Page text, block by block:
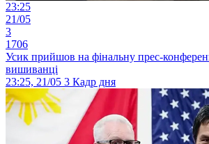
23:25
21/05
3
1706
Усик прийшов на фінальну прес-
вишиванці
23:25, 21/05 3 Кадр дня